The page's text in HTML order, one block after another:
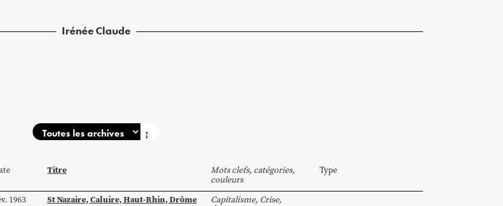
IrénéeClaude
↕
Titre
Mots clefs, catégories,
couleurs
Type
1963 St Nazaire, Caluire, Haut-Rhin, Drôme Capitalisme, Crise,